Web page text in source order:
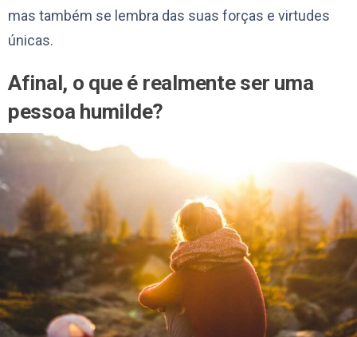
mas também se lembra das suas forças e virtudes
únicas.
Afinal, o que é realmente ser uma
pessoa humilde?